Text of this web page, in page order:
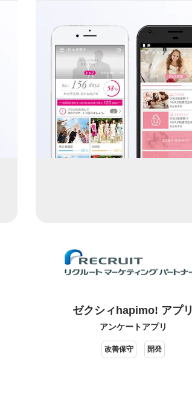
ゼクシィhapimo! アプリ
アンケートアプリ
改善保守 開発